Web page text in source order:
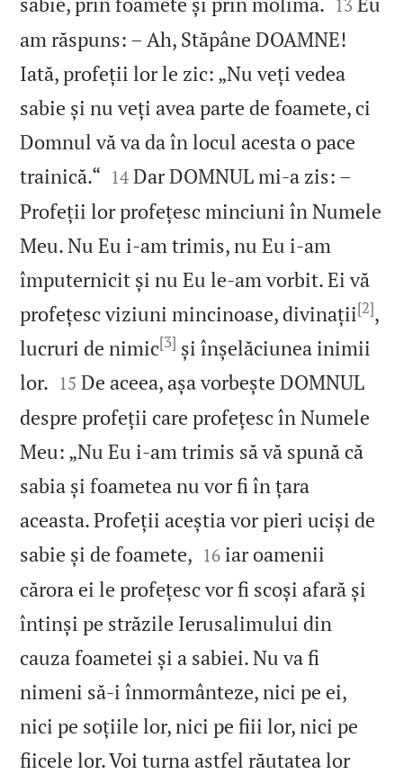
13
am răspuns: – Ah, Stăpâne DOAMNE!
Iată, profeții lor le zic: „Nu veți vedea
sabie și nu veți avea parte de foamete, ci
Domnul vă va da în locul acesta o pace
trainică.“ 

14 Dar DOMNUL mi‑a zis: –
Profeții lor profețesc minciuni în Numele
Meu. Nu Eu i‑am trimis, nu Eu i‑am
împuternicit și nu Eu le‑am vorbit. Ei vă
profețesc viziuni mincinoase, divinații[2],
lucruri de nimic[3] și înșelăciunea inimii
lor. 

15 De aceea, așa vorbește DOMNUL
despre profeții care profețesc în Numele
Meu: „Nu Eu i‑am trimis să vă spună că
sabia și foametea nu vor fi în țara
aceasta. Profeții aceștia vor pieri uciși de
sabie și de foamete, 

16 iar oamenii
cărora ei le profețesc vor fi scoși afară și
întinși pe străzile Ierusalimului din
cauza foametei și a sabiei. Nu va fi
nimeni să‑i înmormânteze, nici pe ei,
nici pe soțiile lor, nici pe fiii lor, nici pe
fiicele lor. Voi turna astfel răutatea lor